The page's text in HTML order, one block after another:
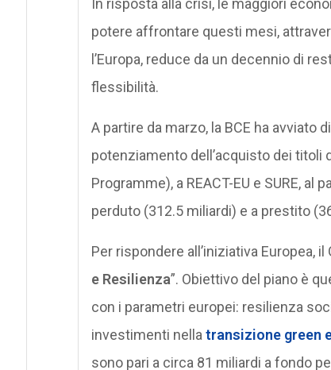
In risposta alla crisi, le maggiori
potere affrontare questi mesi,
l’Europa, reduce da un decennio di
flessibilità.
A partire da marzo, la BCE ha
potenziamento dell’acquisto dei titoli
Programme), a REACT-EU e SURE,
perduto (312.5 miliardi) e a prestito
Per rispondere all’iniziativa Europea,
e Resilienza”. Obiettivo del piano è
con i parametri europei: resilienza
investimenti nella transizione green
sono pari a circa 81 miliardi a fondo